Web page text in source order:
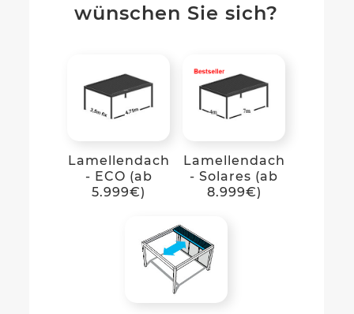
wünschen Sie sich?
Lamellendach
- ECO (ab
5.999€)
Lamellendach
- Solares (ab
8.999€)